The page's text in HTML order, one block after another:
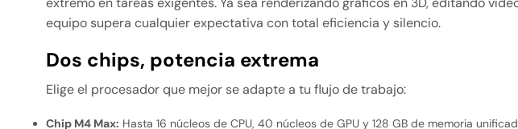
equipo supera cualquier expectativa con total eficiencia y silencio.
Dos chips, potencia extrema
Elige el procesador que mejor se adapte a tu flujo de trabajo:
Chip M4 Max: Hasta 16 núcleos de CPU, 40 núcleos de GPU y 128 GB de memoria